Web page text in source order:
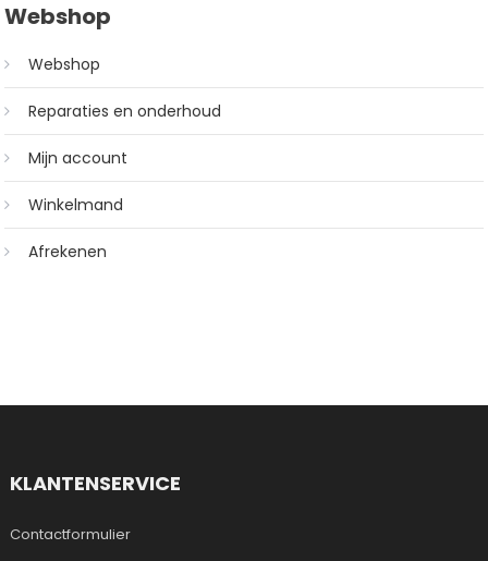
Webshop
Webshop
Reparaties en onderhoud
Mijn account
Winkelmand
Afrekenen
KLANTENSERVICE
Contactformulier